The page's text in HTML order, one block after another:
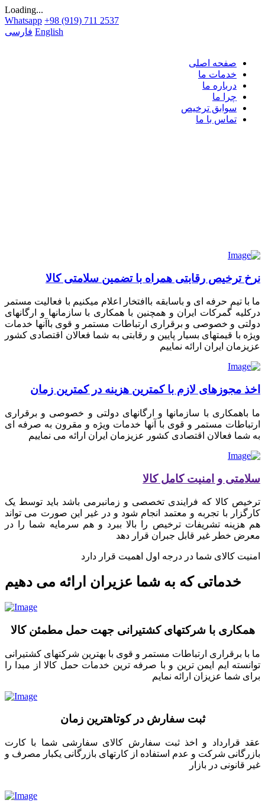
Loading...
Whatsapp +98 (919) 711 2537
فارسی English
صفحه اصلی
خدمات ما
درباره ما
چرا ما
سوابق ترخیص
تماس با ما
نرخ ترخیص رقابتی همراه با تضمین سلامتی کالا
ما با تیم حرفه ای و باسابقه باافتخار اعلام میکنیم با فعالیت مستمر
درکلیه گمرکات ایران و همچنین با همکاری با سازمانها و ارگانهای
دولتی و خصوصی و برقراری ارتباطات مستمر و قوی باآنها خدمات
ویژه با قیمتهای بسیار پایین و رقابتی به شما فعالان اقتصادی کشور
عزیزمان ایران ارائه نماییم
اخذ مجوزهای لازم با کمترین هزینه در کمترین زمان
ما باهمکاری با سازمانها و ارگانهای دولتی و خصوصی و برقراری
ارتباطات مستمر و قوی با آنها خدمات ویژه و مقرون به صرفه ای
به شما فعالان اقتصادی کشور عزیزمان ایران ارائه می نماییم
سلامتی و امنیت کامل کالا
ترخیص کالا که فرایندی تخصصی و زمانبرمی باشد باید توسط یک
کارگزار با تجربه و معتمد انجام شود و در غیر این صورت می تواند
هم هزینه تشریفات ترخیص را بالا ببرد و هم سرمایه شما را در
معرض خطر غیر قابل جبران قرار دهد
امنیت کالای شما در درجه اول اهمیت قرار دارد
خدماتی که به شما عزیران ارائه می دهیم
همکاری با شرکتهای کشتیرانی جهت حمل مطمئن کالا
ما با برقراری ارتباطات مستمر و قوی با بهترین شرکتهای کشتیرانی
توانسته ایم ایمن ترین و با صرفه ترین خدمات حمل کالا از مبدا را
برای شما عزیزان ارائه نمایم
ثبت سفارش در کوتاهترین زمان
عقد قرارداد و اخذ ثبت سفارش کالای سفارشی شما با کارت
بازرگانی شرکت و عدم استفاده از کارتهای بازرگانی یکبار مصرف و
غیر قانونی در بازار